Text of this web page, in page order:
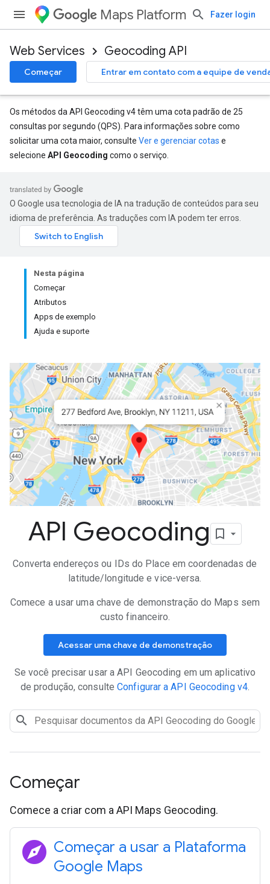
Maps Platform Fazer login
Web Services Geocoding API
Começar Entrar em contato com a equipe de
Os métodos da API Geocoding v4 têm uma cota padrão de 25
consultas por segundo (QPS). Para informações sobre como
solicitar uma cota maior, consulte Ver e gerenciar cotas e
selecione API Geocoding como o serviço.
O Google usa tecnologia de IA na tradução de conteúdos para seu
idioma de preferência. As traduções com IA podem ter erros.
Nesta página
Começar
Atributos
Apps de exemplo
Ajuda e suporte
API Geocoding
Converta endereços ou IDs do Place em coordenadas de
latitude/longitude e vice-versa.
Comece a usar uma chave de demonstração do Maps sem
custo financeiro.
Acessar uma chave de demonstração
Se você precisar usar a API Geocoding em um aplicativo
de produção, consulteConfigurar a API Geocoding v4.
Começar
Comece a criar com a API Maps Geocoding.
explore Começar a usar a Plataforma
Google Maps